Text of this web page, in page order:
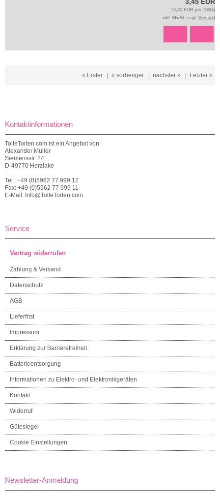
13,80 EUR pro 1000g
inkl. MwSt. zzgl. Versand
« Erster « vorheriger nächster » Letzter »
Kontaktinformationen
TolleTorten.com ist ein Angebot von:
Alexander Müller
Siemensstr. 24
D-49770 Herzlake
Tel.: +49 (0)5962 77 999 12
Fax: +49 (0)5962 77 999 11
E-Mail: Info@TolleTorten.com
Service
Vertrag widerrufen
Zahlung & Versand
Datenschutz
AGB
Lieferfrist
Impressum
Erklärung zur Barrierefreiheit
Batterieentsorgung
Informationen zu Elektro- und Elektronikgeräten
Kontakt
Widerruf
Gütesiegel
Cookie Einstellungen
Newsletter-Anmeldung